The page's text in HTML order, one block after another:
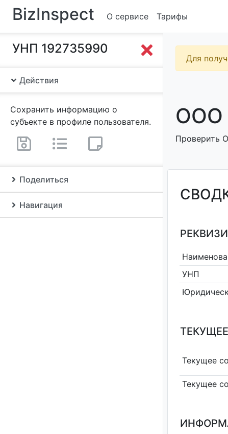
BizInspect О сервисе Тарифы
УНП 192735990
Действия
Сохранить информацию о
субъекте в профиле пользователя.
Поделиться
Навигация
Для
ООО
Проверить
УНП
Текущее
Текущее